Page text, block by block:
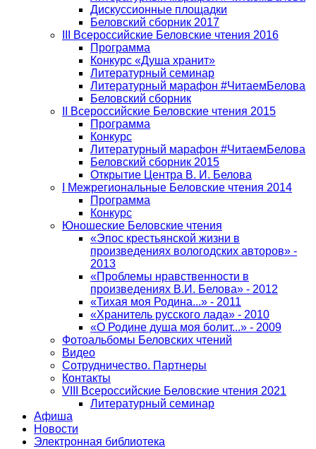
Дискуссионные площадки
Беловский сборник 2017
III Всероссийские Беловские чтения 2016
Программа
Конкурс «Душа хранит»
Литературный семинар
Литературный марафон #ЧитаемБелова
Беловский сборник
II Всероссийские Беловские чтения 2015
Программа
Конкурс
Литературный марафон #ЧитаемБелова
Беловский сборник 2015
Открытие Центра В. И. Белова
I Межрегиональные Беловские чтения 2014
Программа
Конкурс
Юношеские Беловские чтения
«Эпос крестьянской жизни в
произведениях вологодских авторов» -
2013
«Проблемы нравственности в
произведениях В.И. Белова» - 2012
«Тихая моя Родина...» - 2011
«Хранитель русского лада» - 2010
«О Родине душа моя болит...» - 2009
Фотоальбомы Беловских чтений
Видео
Сотрудничество. Партнеры
Контакты
VIII Всероссийские Беловские чтения 2021
Литературный семинар
Афиша
Новости
Электронная библиотека